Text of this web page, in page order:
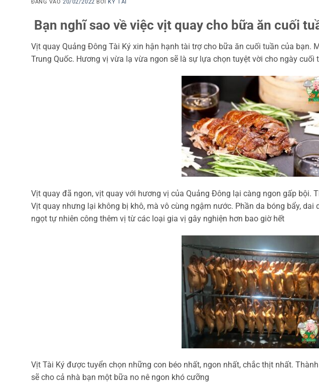
ĐĂNG VÀO20/02/2022 BỞI KÝ TÀI
Bạn nghĩ sao về việc vịt quay cho bữa ăn cuối
Vịt quay Quảng Đông Tài Ký xin hận hạnh tài trợ cho bữa ăn cuối tuần của bạn.
Trung Quốc. Hương vị vừa lạ vừa ngon sẽ là sự lựa chọn tuyệt vời cho ngày cuối
Vịt quay đã ngon, vịt quay với hương vị của Quảng Đông lại càng ngon gấp bội.
Vịt quay nhưng lại không bị khô, mà vô cùng ngậm nước. Phần da bóng bẩy,
ngọt tự nhiên công thêm vị từ các loại gia vị gây nghiện hơn bao giờ hết
Vịt Tài Ký được tuyển chọn những con béo nhất, ngon nhất, chắc thịt nhất.
sẽ cho cả nhà bạn một bữa no nê ngon khó cưỡng